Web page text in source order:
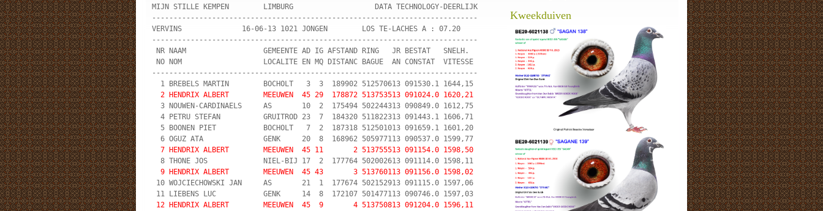
MIJN STILLE KEMPEN        LIMBURG                   DATA TECHNOLOGY-DEERLIJK
----------------------------------------------------------------------------
VERVINS              16-06-13 1021 JONGEN        LOS TE-LACHES A : 07.20
----------------------------------------------------------------------------
NR NAAM                  GEMEENTE AD IG AFSTAND RING   JR BESTAT   SNELH.
NO NOM                   LOCALITE EN MQ DISTANC BAGUE  AN CONSTAT  VITESSE
----------------------------------------------------------------------------
  1 BREBELS MARTIN        BOCHOLT   3  3  189902 512570613 091530.1 1644,15
2 HENDRIX ALBERT        MEEUWEN  45 29  178872 513753513 091024.0 1620,21
  3 NOUWEN-CARDINAELS     AS       10  2  175494 502244313 090849.0 1612,75
  4 PETRU STEFAN          GRUITROD 23  7  184320 511822313 091443.1 1606,71
  5 BOONEN PIET           BOCHOLT   7  2  187318 512501013 091659.1 1601,20
  6 OGUZ ATA              GENK     20  8  168962 505977113 090537.0 1599,77
7 HENDRIX ALBERT        MEEUWEN  45 11       2 513755513 091154.0 1598,50
  8 THONE JOS             NIEL-BIJ 17  2  177764 502002613 091114.0 1598,11
9 HENDRIX ALBERT        MEEUWEN  45 43       3 513760113 091156.0 1598,02
10 WOJCIECHOWSKI JAN     AS       21  1  177674 502152913 091115.0 1597,06
11 LIEBENS LUC           GENK     14  8  172107 501477113 090746.0 1597,03
12 HENDRIX ALBERT        MEEUWEN  45  9       4 513750813 091204.0 1596,11
Kweekduiven